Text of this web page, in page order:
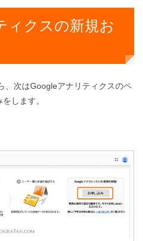
ィクスの新規お
、次はGoogleアナリティクスのペ
します。